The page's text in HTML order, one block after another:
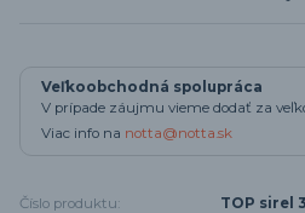
Veľkoobchodná spolupráca
V prípade záujmu vieme dodať za
Viac info na notta@notta.sk
Číslo produktu:
TOP sirel